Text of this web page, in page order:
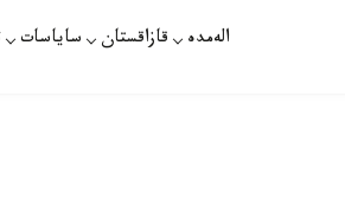
الەمدە قازاقستان ساياسات